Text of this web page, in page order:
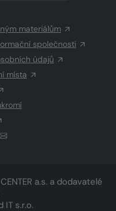
materiálům
společnosti
údajů
místa
a.s. a dodavatelé
IT s.r.o.